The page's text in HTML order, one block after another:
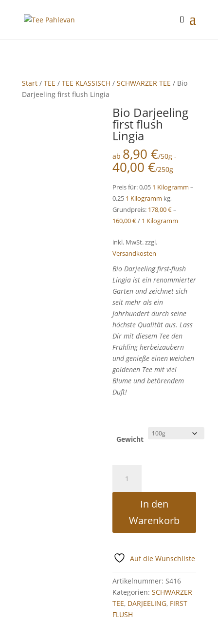
Start/ TEE / TEE KLASSISCH / SCHWARZER TEE / Bio
Darjeeling first flush Lingia
Bio Darjeeling
first flush
Lingia
ab 8,90€/50g -
40,00€/250g
Preis für: 0,05 1 Kilogramm –
0,25 1 Kilogramm kg,
Grundpreis: 178,00€–
160,00€/ 1 Kilogramm
inkl. MwSt.zzgl.
Versandkosten
Bio Darjeeling first-flush
Lingia ist ein renommierter
Garten und zeichnet sich
seit mehr als ein
Jahrhundert durch seine
höchste Qualität aus. Lass
Dir mit diesem Tee den
Frühling herbeizaubern
und genieße einen weichen
goldenen Tee mit viel
Blume und betörendem
Duft!
Gewicht
Darjeeling
first
Menge
In den
Warenkorb
Auf die Wunschliste
Artikelnummer: S416
Kategorien:SCHWARZER
TEE, DARJEELING, FIRST
FLUSH